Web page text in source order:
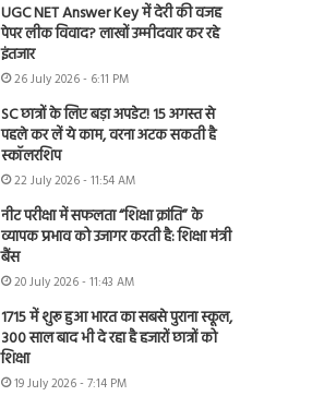
UGC NET Answer Key में देरी की वजह
पेपर लीक विवाद? लाखों उम्मीदवार कर रहे
इंतजार
26 July 2026 - 6:11 PM
SC छात्रों के लिए बड़ा अपडेट! 15 अगस्त से
पहले कर लें ये काम, वरना अटक सकती है
स्कॉलरशिप
22 July 2026 - 11:54 AM
नीट परीक्षा में सफलता “शिक्षा क्रांति” के
व्यापक प्रभाव को उजागर करती है: शिक्षा मंत्री
बैंस
20 July 2026 - 11:43 AM
1715 में शुरू हुआ भारत का सबसे पुराना स्कूल,
300 साल बाद भी दे रहा है हजारों छात्रों को
शिक्षा
19 July 2026 - 7:14 PM